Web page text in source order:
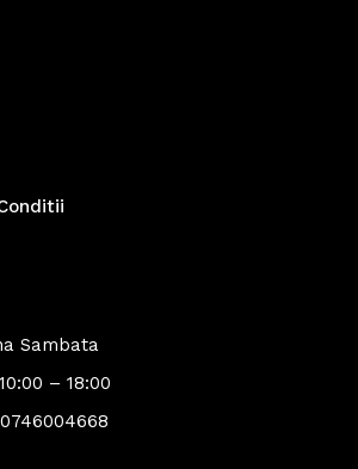
Sambata
– 18:00
0746004668